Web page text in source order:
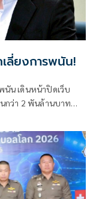
ลี่ยงการพนัน!
นัน เดินหน้าปิดเว็บ
กว่า 2 พันล้านบาท